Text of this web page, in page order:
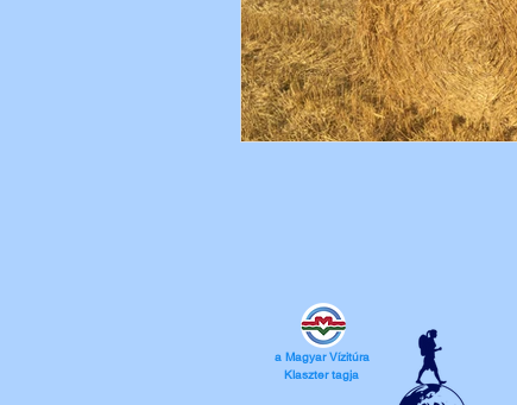
a MagyarVízitúra
Klasztertagja